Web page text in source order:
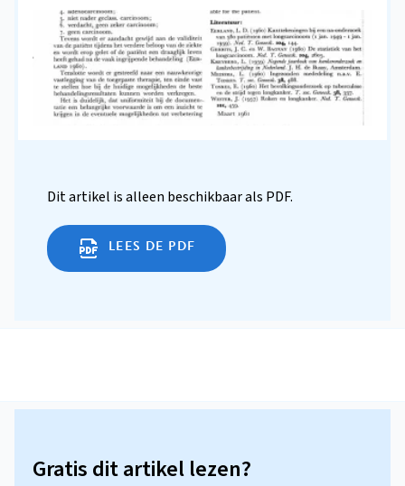
Dit artikel is alleen beschikbaar als PDF.
LEES DE PDF
Gratis dit artikel lezen?